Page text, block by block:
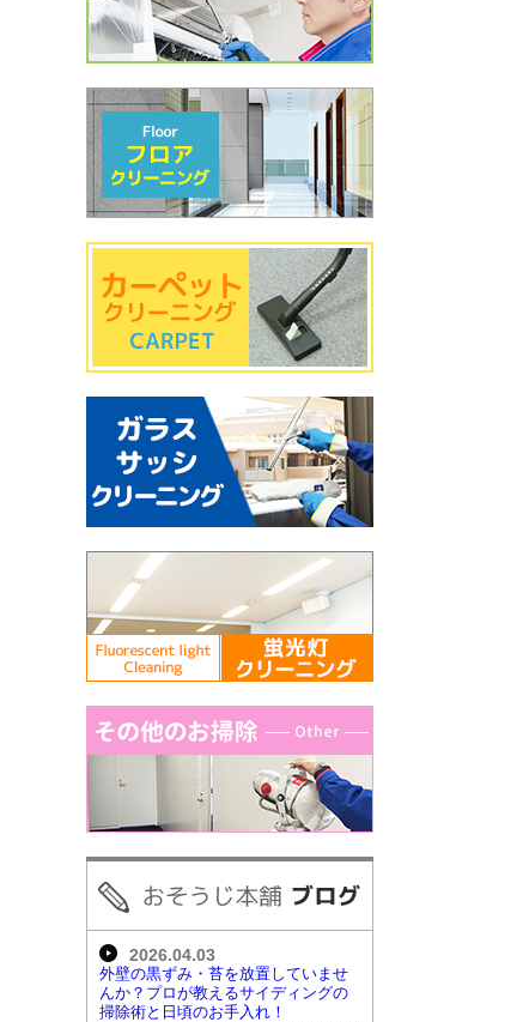
2026.04.03
外壁の黒ずみ・苔を放置していませ
んか？プロが教えるサイディングの
掃除術と日頃のお手入れ！